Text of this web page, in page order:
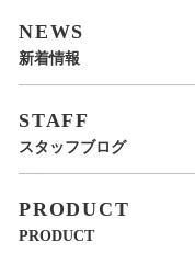
NEWS
新着情報
STAFF
スタッフブログ
PRODUCT
PRODUCT